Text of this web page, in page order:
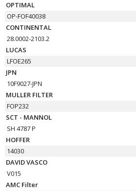
OPTIMAL
OP-FOF40038
CONTINENTAL
28.0002-2103.2
LUCAS
LFOE265
JPN
10F9027-JPN
MULLER FILTER
FOP232
SCT - MANNOL
SH 4787 P
HOFFER
14030
DAVID VASCO
V015
AMC Filter